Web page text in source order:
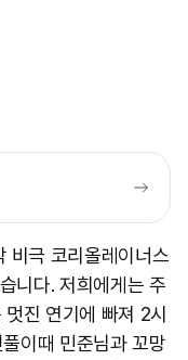
비극 코리올레이너스
니다. 저희에게는 주
진 연기에 빠져 2시
이때 민준님과 꼬망